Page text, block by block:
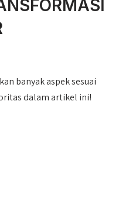
banyak aspek sesuai
dalam artikel ini!